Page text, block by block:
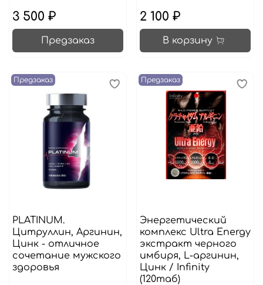
3 500 ₽
Предзаказ
2 100 ₽
В корзину
Предзаказ
PLATINUM.
Цитруллин, Аргинин,
Цинк - отличное
сочетание мужского
здоровья
Предзаказ
Энергетический
комплекс Ultra Energy
экстракт черного
имбиря, L-аргинин,
Цинк / Infinity
(120таб)